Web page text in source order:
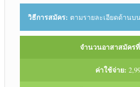
วิธีการสมัคร: ตามรายละเอียดด้านบ
จำนวนอาสาสมัคร
ค่าใช้จ่าย: